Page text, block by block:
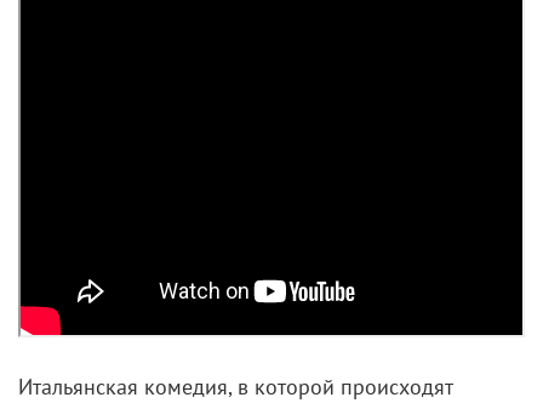
Итальянская комедия, в которой происходят